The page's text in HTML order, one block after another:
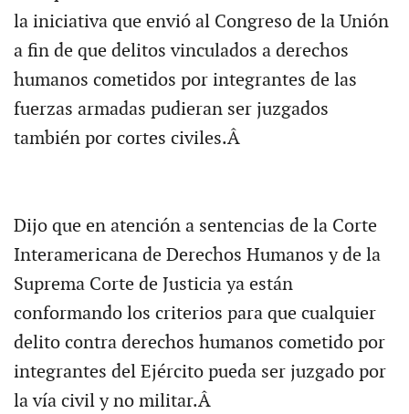
la iniciativa que envió al Congreso de la Unión
a fin de que delitos vinculados a derechos
humanos cometidos por integrantes de las
fuerzas armadas pudieran ser juzgados
también por cortes civiles.Â
Dijo que en atención a sentencias de la Corte
Interamericana de Derechos Humanos y de la
Suprema Corte de Justicia ya están
conformando los criterios para que cualquier
delito contra derechos humanos cometido por
integrantes del Ejército pueda ser juzgado por
la vía civil y no militar.Â